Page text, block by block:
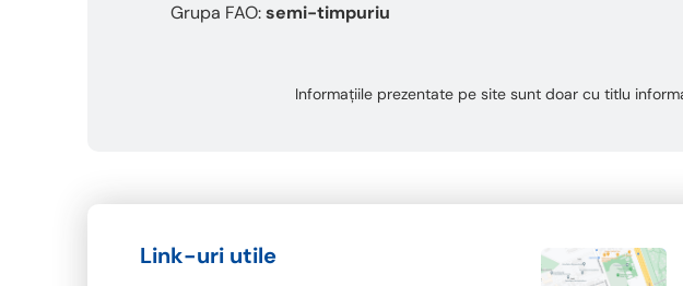
Grupa FAO:semi-timpuriu
Informațiile prezentate pe site sunt doar cu titlu
Link-uri utile